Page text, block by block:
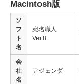
Macintosh版
ソ
フ
ト
名
宛名職人
Ver.8
会
社
名
アジェンダ